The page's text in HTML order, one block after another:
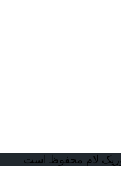
لام محفوظ است